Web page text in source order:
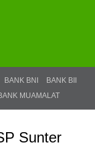
BANK BNI
BANK BII
MUAMALAT
Sunter